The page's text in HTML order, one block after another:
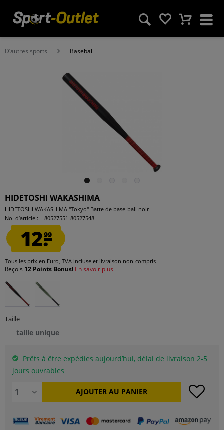
D’autres sports Baseball
HIDETOSHI WAKASHIMA
HIDETOSHI WAKASHIMA "Tokyo" Batte de base-ball noir
No. d’article :
80527551-80527548
12.99
Tous les prix en Euro, TVA incluse et livraison non-compris
Reçois 12 Points Bonus! En savoir plus
Taille
taille unique
Prêts à être expédies aujourd’hui, délai de livraison 2-5
jours ouvrables
AJOUTER AU PANIER